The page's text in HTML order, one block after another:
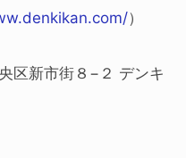
）
区新市街８−２ デンキ